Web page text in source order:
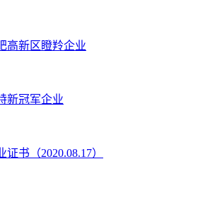
高新区瞪羚企业
新冠军企业
书（2020.08.17）